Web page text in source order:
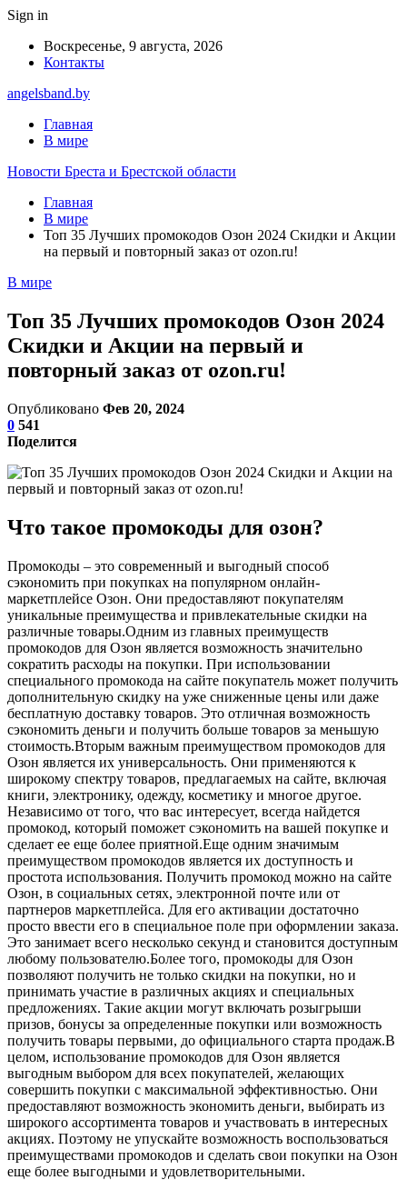
Sign in
Воскресенье, 9 августа, 2026
Контакты
angelsband.by
Главная
В мире
Новости Бреста и Брестской области
Главная
В мире
Топ 35 Лучших промокодов Озон 2024 Скидки и Акции
на первый и повторный заказ от ozon.ru!
В мире
Топ 35 Лучших промокодов Озон 2024
Скидки и Акции на первый и
повторный заказ от ozon.ru!
Опубликовано Фев 20, 2024
0 541
Поделится
Что такое промокоды для озон?
Промокоды – это современный и выгодный способ
сэкономить при покупках на популярном онлайн-
маркетплейсе Озон. Они предоставляют покупателям
уникальные преимущества и привлекательные скидки на
различные товары.Одним из главных преимуществ
промокодов для Озон является возможность значительно
сократить расходы на покупки. При использовании
специального промокода на сайте покупатель может получить
дополнительную скидку на уже сниженные цены или даже
бесплатную доставку товаров. Это отличная возможность
сэкономить деньги и получить больше товаров за меньшую
стоимость.Вторым важным преимуществом промокодов для
Озон является их универсальность. Они применяются к
широкому спектру товаров, предлагаемых на сайте, включая
книги, электронику, одежду, косметику и многое другое.
Независимо от того, что вас интересует, всегда найдется
промокод, который поможет сэкономить на вашей покупке и
сделает ее еще более приятной.Еще одним значимым
преимуществом промокодов является их доступность и
простота использования. Получить промокод можно на сайте
Озон, в социальных сетях, электронной почте или от
партнеров маркетплейса. Для его активации достаточно
просто ввести его в специальное поле при оформлении заказа.
Это занимает всего несколько секунд и становится доступным
любому пользователю.Более того, промокоды для Озон
позволяют получить не только скидки на покупки, но и
принимать участие в различных акциях и специальных
предложениях. Такие акции могут включать розыгрыши
призов, бонусы за определенные покупки или возможность
получить товары первыми, до официального старта продаж.В
целом, использование промокодов для Озон является
выгодным выбором для всех покупателей, желающих
совершить покупки с максимальной эффективностью. Они
предоставляют возможность экономить деньги, выбирать из
широкого ассортимента товаров и участвовать в интересных
акциях. Поэтому не упускайте возможность воспользоваться
преимуществами промокодов и сделать свои покупки на Озон
еще более выгодными и удовлетворительными.